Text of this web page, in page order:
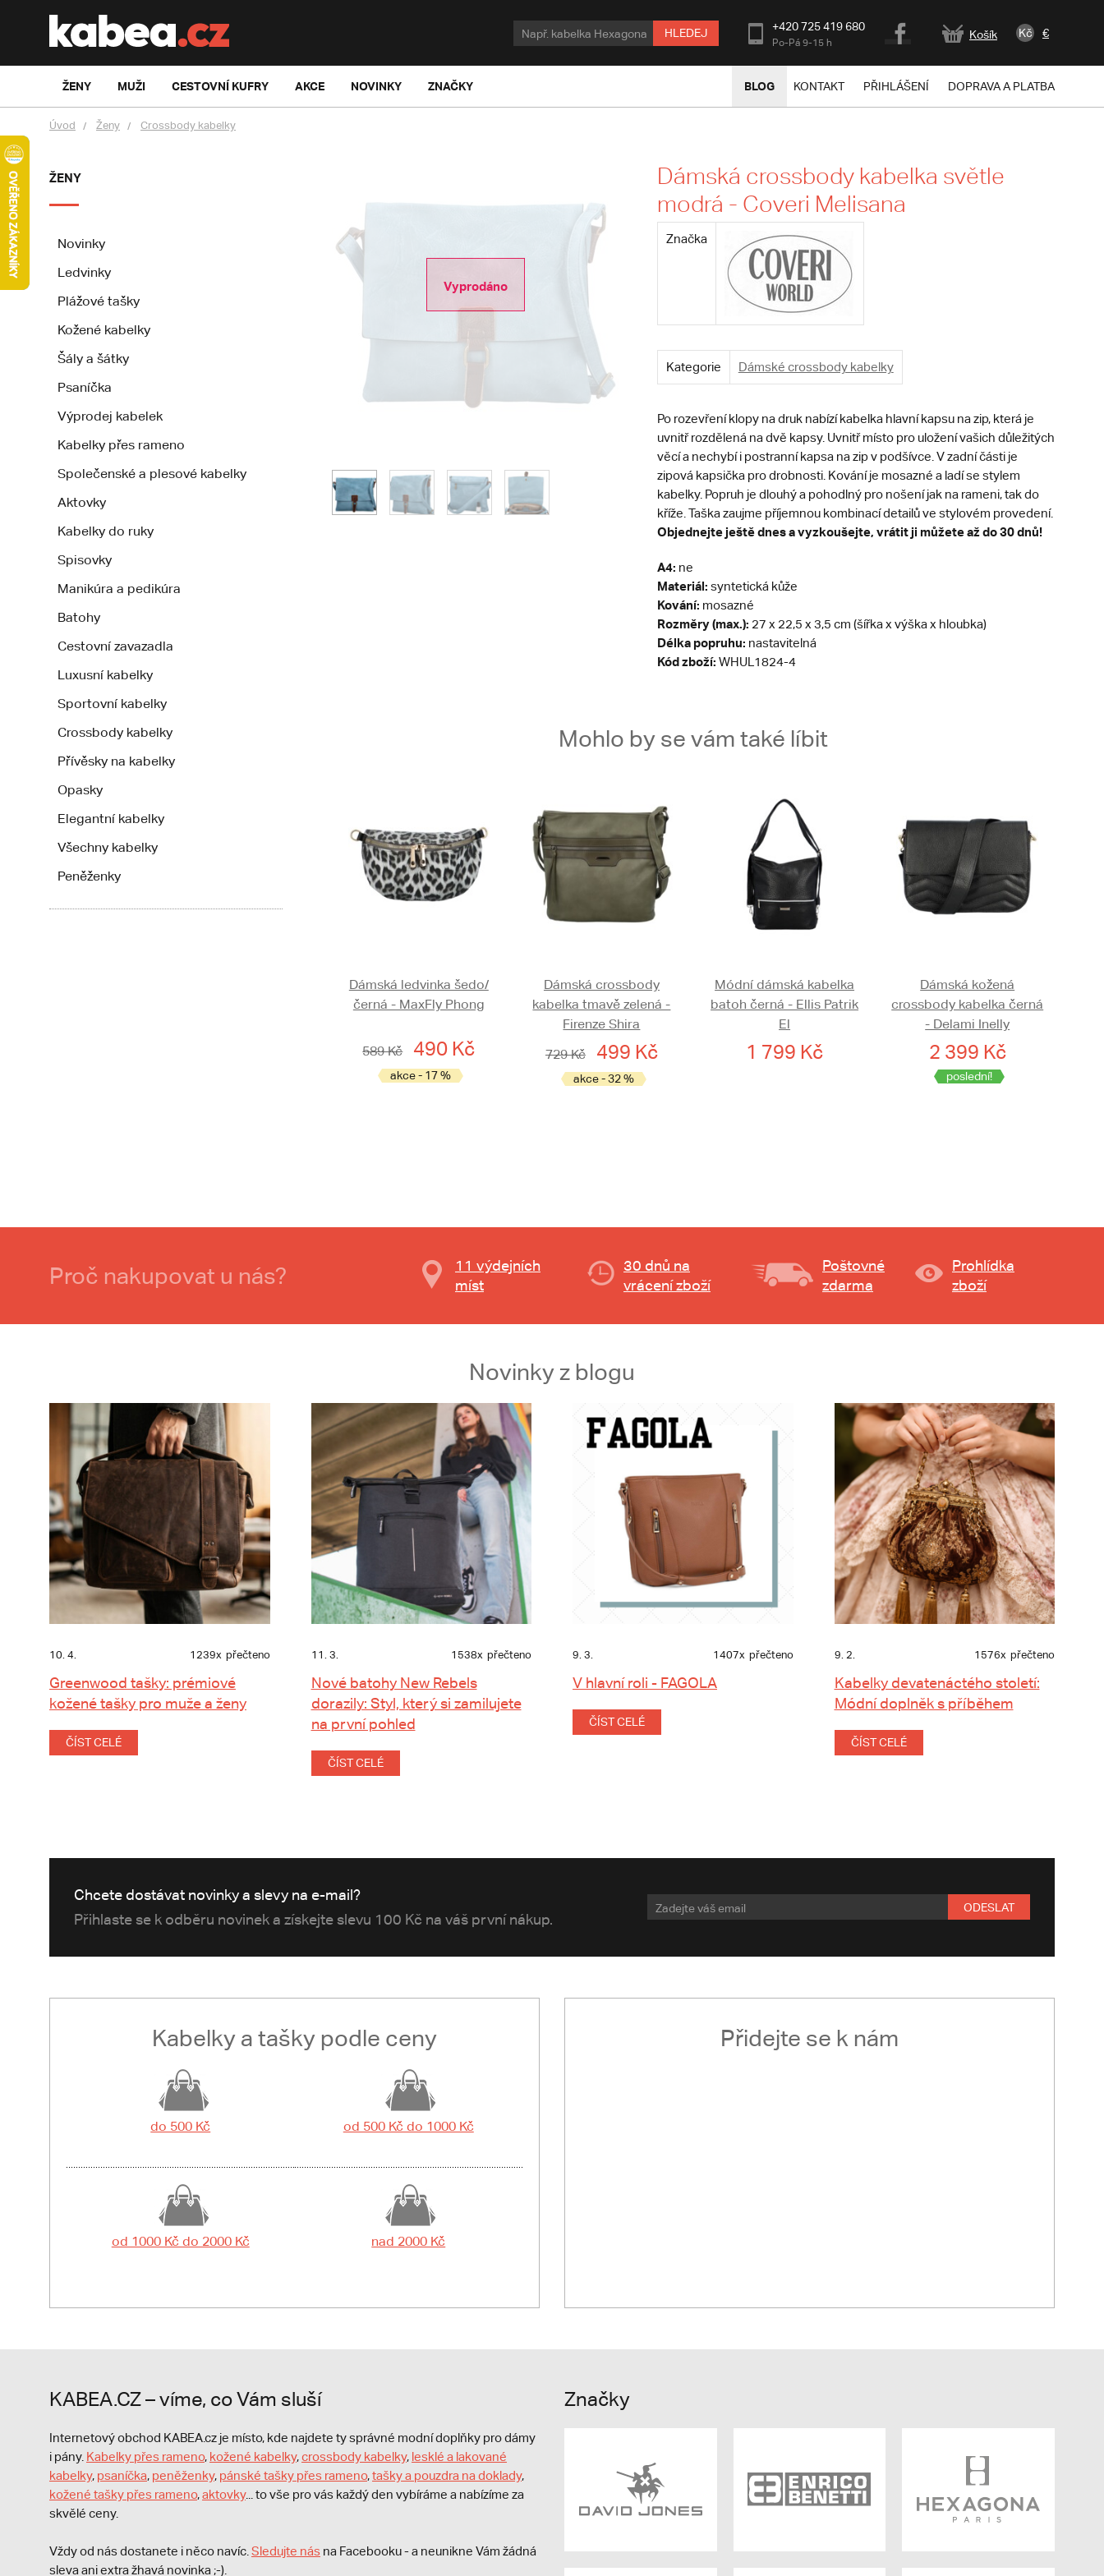
HLEDEJ +420 725 419 680
Po-Pá 9-15 h
Košík Kč €
ŽENY MUŽI CESTOVNÍ KUFRY AKCE NOVINKY ZNAČKY BLOG KONTAKT PŘIHLÁŠENÍ DOPRAVA A PLATBA
Úvod Ženy Crossbody kabelky
ŽENY
Novinky
Ledvinky
Plážové tašky
Kožené kabelky
Šály a šátky
Psaníčka
Výprodej kabelek
Kabelky přes rameno
Společenské a plesové kabelky
Aktovky
Kabelky do ruky
Spisovky
Manikúra a pedikúra
Batohy
Cestovní zavazadla
Luxusní kabelky
Sportovní kabelky
Crossbody kabelky
Přívěsky na kabelky
Opasky
Elegantní kabelky
Všechny kabelky
Peněženky
Vyprodáno
Dámská crossbody kabelka světle
modrá - Coveri Melisana
Značka
Kategorie Dámské crossbody kabelky
Po rozevření klopy na druk nabízí kabelka hlavní kapsu na zip, která je
uvnitř rozdělená na dvě kapsy. Uvnitř místo pro uložení vašich důležitých
věcí a nechybí i postranní kapsa na zip v podšívce. V zadní části je
zipová kapsička pro drobnosti. Kování je mosazné a ladí se stylem
kabelky. Popruh je dlouhý a pohodlný pro nošení jak na rameni, tak do
kříže. Taška zaujme příjemnou kombinací detailů ve stylovém provedení.
Objednejte ještě dnes a vyzkoušejte, vrátit ji můžete až do 30 dnů!
A4: ne
Materiál: syntetická kůže
Kování: mosazné
Rozměry (max.): 27 x 22,5 x 3,5 cm (šířka x výška x hloubka)
Délka popruhu: nastavitelná
Kód zboží: WHUL1824-4
Mohlo by se vám také líbit
Dámská ledvinka šedo/
černá - MaxFly Phong
589 Kč 490 Kč
akce - 17 %
Dámská crossbody
kabelka tmavě zelená -
Firenze Shira
729 Kč
499 Kč
akce - 32 %
Módní dámská kabelka
batoh černá - Ellis Patrik
El
1 799 Kč
Dámská kožená
crossbody kabelka černá
- Delami Inelly
2 399 Kč
poslední!
Proč nakupovat u nás?
11 výdejních
míst
30 dnů na
vrácení zboží
Poštovné
zdarma
Prohlídka
zboží
Novinky z blogu
10. 4. 1239x přečteno
Greenwood tašky: prémiové
kožené tašky pro muže a ženy
ČÍST CELÉ
11. 3. 1538x přečteno
Nové batohy New Rebels
dorazily: Styl, který si zamilujete
na první pohled
ČÍST CELÉ
9. 3. 1407x přečteno
V hlavní roli - FAGOLA
ČÍST CELÉ
9. 2. 1576x přečteno
Kabelky devatenáctého století:
Módní doplněk s příběhem
ČÍST CELÉ
Chcete dostávat novinky a slevy na e-mail?
Přihlaste se k odběru novinek a získejte slevu 100 Kč na váš první nákup.
ODESLAT
Kabelky a tašky podle ceny
do 500 Kč od 500 Kč do 1000 Kč
od 1000 Kč do 2000 Kč nad 2000 Kč
Přidejte se k nám
KABEA.CZ – víme, co Vám sluší
Internetový obchod KABEA.cz je místo, kde najdete ty správné modní doplňky pro dámy
i pány. Kabelky přes rameno, kožené kabelky,crossbody kabelky, lesklé a lakované
kabelky, psaníčka, peněženky, pánské tašky přes rameno,tašky a pouzdra na doklady,
kožené tašky přes rameno,aktovky... to vše pro vás každý den vybíráme a nabízíme za
skvělé ceny.
Vždy od nás dostanete i něco navíc. Sledujte nás na Facebooku - a neunikne Vám žádná
sleva ani extra žhavá novinka ;-).
Značky